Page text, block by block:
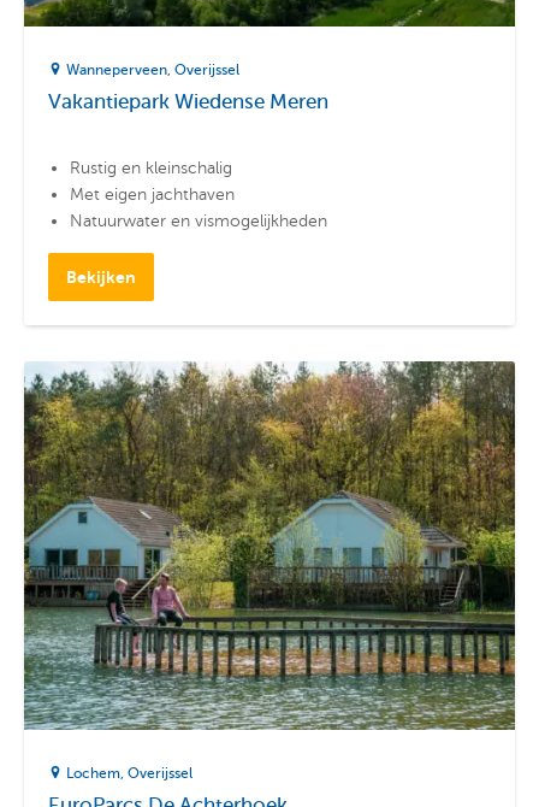
Wanneperveen Overijssel
Vakantiepark Wiedense Meren
Rustig en kleinschalig
Met eigen jachthaven
Natuurwater en vismogelijkheden
Bekijken
Lochem Overijssel